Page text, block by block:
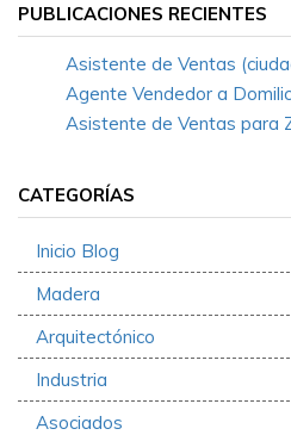
PUBLICACIONES RECIENTES
Asistente de Ventas
Agente Vendedor a
Asistente de Ventas para
CATEGORÍAS
Inicio Blog
Madera
Arquitectónico
Industria
Asociados